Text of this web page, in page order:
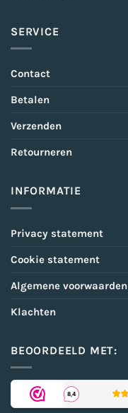
SERVICE
Contact
Betalen
Verzenden
Retourneren
INFORMATIE
Privacy statement
Cookie statement
Algemene voorwaarden
Klachten
BEOORDEELD MET: